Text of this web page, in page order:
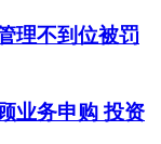
理不到位被罚
业务申购 投资